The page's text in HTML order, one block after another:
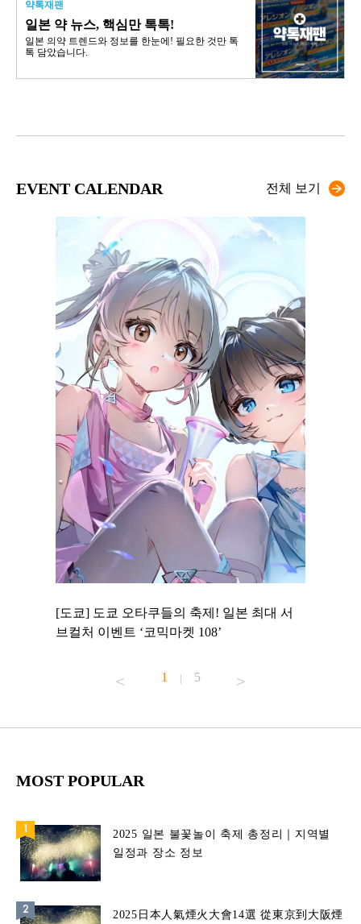
약톡재팬
일본 약 뉴스, 핵심만 톡톡!
일본 의약 트렌드와 정보를 한눈에! 필요한 것만 톡
톡 담았습니다.
EVENT CALENDAR 전체 보기
[도쿄] 도쿄 오타쿠들의 축제! 일본 최대 서
브컬처 이벤트 ‘코믹마켓 108’
1 | 5
MOST POPULAR
2025 일본 불꽃놀이 축제 총정리｜지역별
일정과 장소 정보
2025日本人氣煙火大會14選 從東京到大阪煙